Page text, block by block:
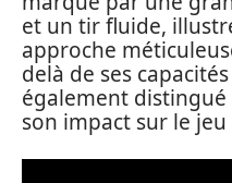
et un tir fluide,
approche
delà de ses
également
son impact sur le